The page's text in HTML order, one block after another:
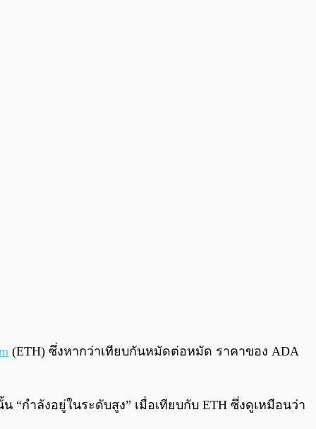
(ETH) ซึ่งหากว่าเทียบกันหมัดต่อหมัด ราคาของ ADA
“กำลังอยู่ในระดับสูง” เมื่อเทียบกับ ETH ซึ่งดูเหมือนว่า